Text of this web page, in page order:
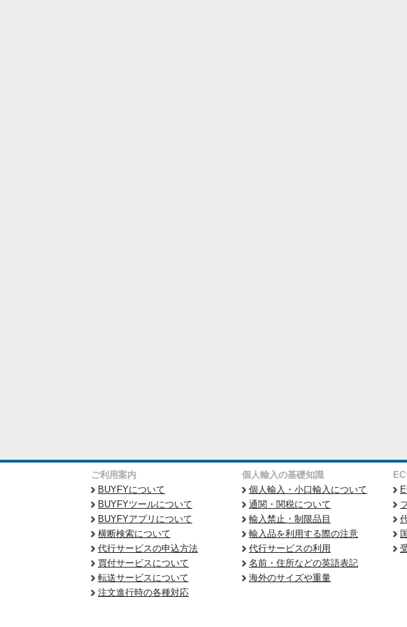
ご利用案内
BUYFYについて
BUYFYツールについて
BUYFYアプリについて
横断検索について
代行サービスの申込方法
買付サービスについて
転送サービスについて
注文進行時の各種対応
個人輸入の基礎知識
個人輸入・小口輸入について
通関・関税について
輸入禁止・制限品目
輸入品を利用する際の注意
代行サービスの利用
名前・住所などの英語表記
海外のサイズや重量